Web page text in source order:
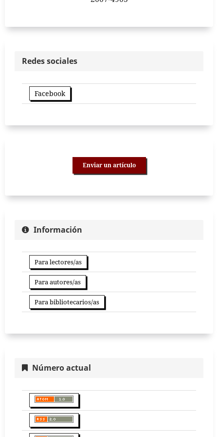
Redes sociales
Facebook
Enviar un artículo
Información
Para lectores/as
Para autores/as
Para bibliotecarios/as
Número actual